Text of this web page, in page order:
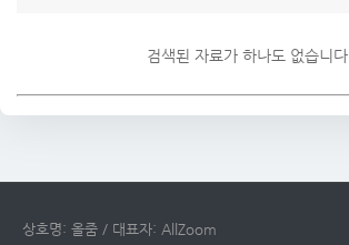
검색된 자료가 하나도 없습니다.
상호명: 올줌 / 대표자: AllZoom